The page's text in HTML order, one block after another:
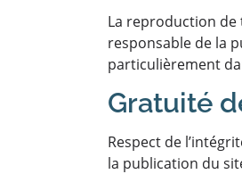
La reproduction
responsable de la
particulièrement
Gratuité
Respect de
la publication du